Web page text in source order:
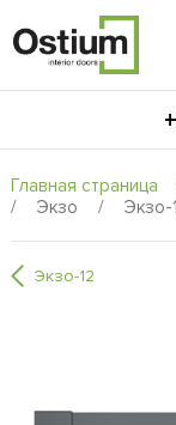
Главная страница
/
Экзо / Экзо-
Экзо-12